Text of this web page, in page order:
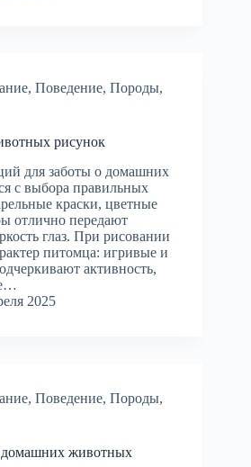
, Поведение, Породы,
рисунок
для заботы о домашних
с выбора правильных
краски, цветные
отлично передают
глаз. При рисовании
питомца: игривые и
активность,
2025
, Поведение, Породы,
домашних животных